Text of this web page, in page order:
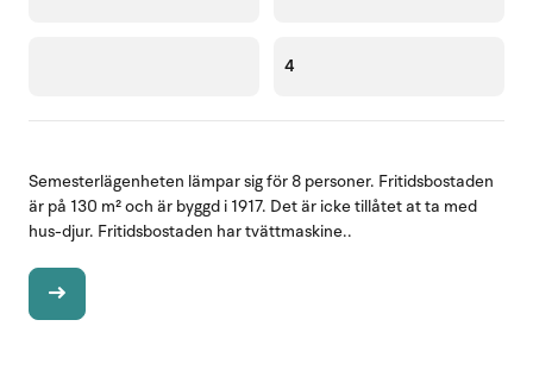
4
Semesterlägenheten lämpar sig för 8 personer. Fritidsbostaden
är på 130 m² och är byggd i 1917. Det är icke tillåtet at ta med
hus-djur. Fritidsbostaden har tvättmaskine..